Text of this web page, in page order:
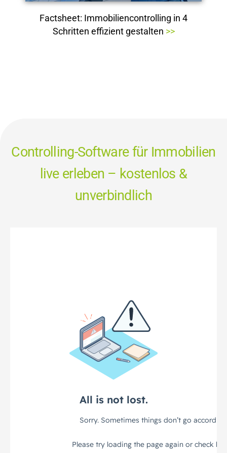
Factsheet: Immobiliencontrolling in 4
Schritten effizient gestalten >>
Controlling-Software für Immobilien
live erleben – kostenlos &
unverbindlich